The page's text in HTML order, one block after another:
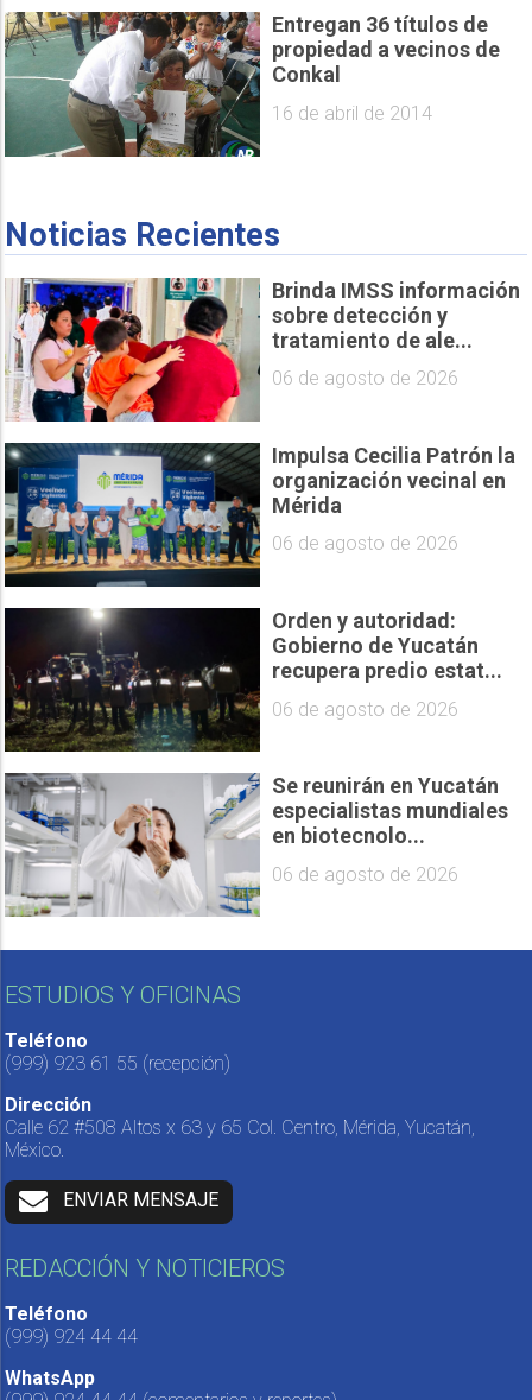
Entregan 36 títulos de
propiedad a vecinos de
Conkal
16 de abril de 2014
Noticias Recientes
Brinda IMSS información
sobre detección y
tratamiento de ale...
06 de agosto de 2026
Impulsa Cecilia Patrón la
organización vecinal en
Mérida
06 de agosto de 2026
Orden y autoridad:
Gobierno de Yucatán
recupera predio estat...
06 de agosto de 2026
Se reunirán en Yucatán
especialistas mundiales
en biotecnolo...
06 de agosto de 2026
ESTUDIOS Y OFICINAS
Teléfono
(999) 923 61 55 (recepción)
Dirección
Calle 62 #508 Altos x 63 y 65 Col. Centro, Mérida, Yucatán,
México.
ENVIAR MENSAJE
REDACCIÓN Y NOTICIEROS
Teléfono
(999) 924 44 44
WhatsApp